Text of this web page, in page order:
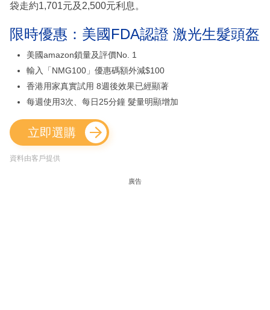
袋走約1,701元及2,500元利息。
限時優惠：美國FDA認證 激光生髮頭盔
美國amazon鎖量及評價No. 1
輸入「NMG100」優惠碼額外減$100
香港用家真實試用 8週後效果已經顯著
每週使用3次、每日25分鐘 髮量明顯增加
立即選購
資料由客戶提供
廣告